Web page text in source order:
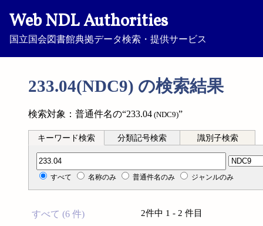
Web NDL Authorities
国立国会図書館典拠データ検索・提供サービス
233.04(NDC9) の検索結果
検索対象：普通件名の“233.04 (NDC9)”
キーワード検索 分類記号検索 識別子検索
分類記号検索
すべて 名称のみ 普通件名のみ ジャンルのみ
すべて (6 件)
2件中 1 - 2 件目